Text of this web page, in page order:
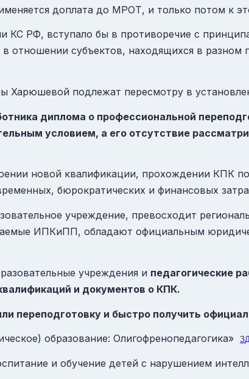
доплата до МРОТ, и только потом к
КС РФ, вступало бы в противоречие с
отношении субъектов, находящихся в
Харюшевой подлежат пересмотру в
диплома о профессиональной
условием, а его отсутствие
новой квалификации, прохождении КПК
бюрократических и финансовых
учреждение, превосходит
ИПКиПП, обладают официальным
учреждения и педагогические
и документов о КПК.
переподготовку и быстро получить
образование: Олигофренопедагогика»
и обучение детей с нарушением